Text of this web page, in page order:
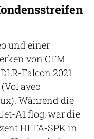
und einer
von CFM
Falcon 2021
(Vol avec
Während die
A1 flog, war die
HEFA-SPK in